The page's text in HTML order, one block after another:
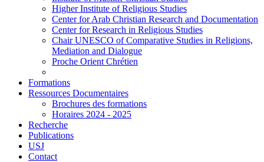
Higher Institute of Religious Studies
Center for Arab Christian Research and Documentation
Center for Research in Religious Studies
Chair UNESCO of Comparative Studies in Religions,
Mediation and Dialogue
Proche Orient Chrétien
Formations
Ressources Documentaires
Brochures des formations
Horaires 2024 - 2025
Recherche
Publications
USJ
Contact